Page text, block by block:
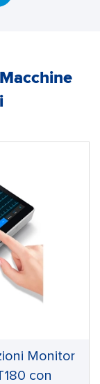
Monitor
con